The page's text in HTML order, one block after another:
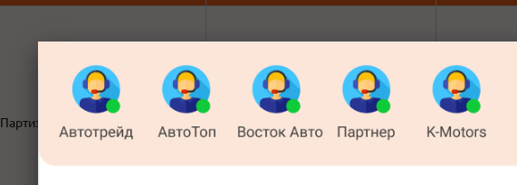
Партизана Железняка, 40 (АЗС
Ачинск нефть)
+7 (391)показать телефон